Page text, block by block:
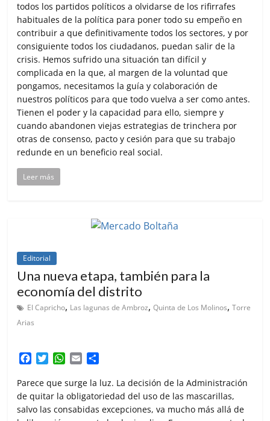
todos los partidos políticos a olvidarse de los rifirrafes
habituales de la política para poner todo su empeño en
contribuir a que definitivamente todos los sectores, y por
consiguiente todos los ciudadanos, puedan salir de la
crisis. Hemos sufrido una situación tan difícil y
complicada en la que, al margen de la voluntad que
pongamos, necesitamos la guía y colaboración de
nuestros políticos para que todo vuelva a ser como antes.
Tienen el poder y la capacidad para ello, siempre y
cuando abandonen viejas estrategias de trinchera por
otras de consenso, pacto y cesión para que su trabajo
redunde en un beneficio real social.
Leer más
Editorial
Una nueva etapa, también para la
economía del distrito
El Capricho, Las lagunas de Ambroz,Quinta de Los Molinos,Torre
Arias
c
e
b
i
t
t
W
a
t
s
a
i
l
m
p
a
Parece que surge la luz. La decisión de la Administración
de quitar la obligatoriedad del uso de las mascarillas,
salvo las consabidas excepciones, va mucho más allá de